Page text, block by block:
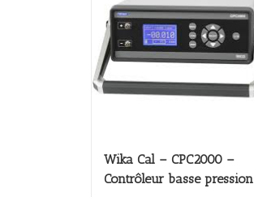
Wika Cal – CPC2000 –
Contrôleur basse pression